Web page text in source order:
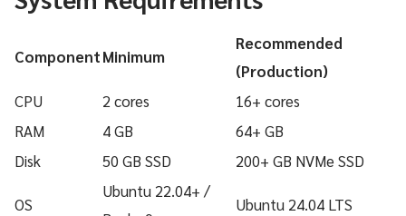
ComponentMinimum
Recommended
(Production)
CPU
2 cores
16+ cores
RAM
4 GB
64+ GB
Disk
50 GB SSD 200+ GB NVMe SSD
OS
Ubuntu 22.04+ /
Ubuntu 24.04 LTS